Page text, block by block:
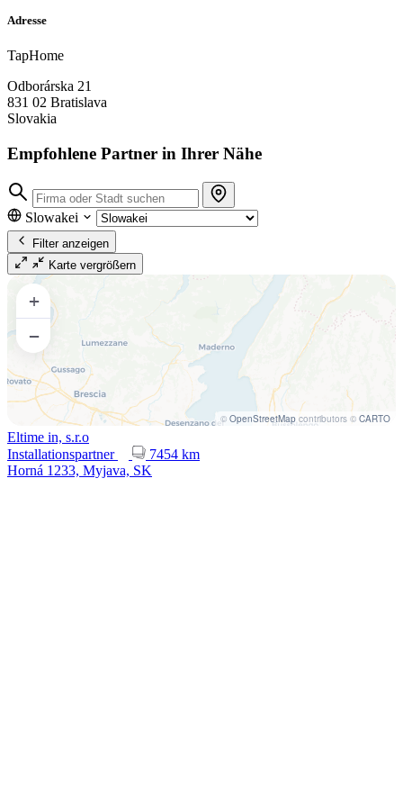
Adresse
TapHome
Odborárska 21
831 02 Bratislava
Slovakia
Empfohlene Partner in Ihrer Nähe
Slowakei
Filter anzeigen
Karte vergrößern
+
−
© OpenStreetMap contributors © CARTO
Eltime in, s.r.o
Installationspartner
7454 km
Horná 1233, Myjava, SK